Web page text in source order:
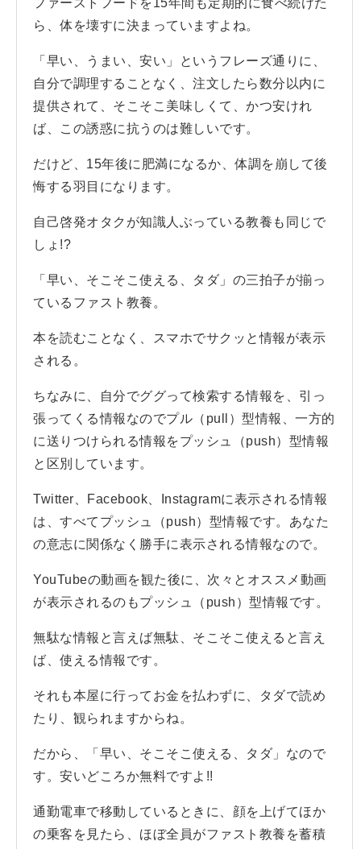
ファーストフードを15年間も定期的に食べ続けた
ら、体を壊すに決まっていますよね。
「早い、うまい、安い」というフレーズ通りに、
自分で調理することなく、注文したら数分以内に
提供されて、そこそこ美味しくて、かつ安けれ
ば、この誘惑に抗うのは難しいです。
だけど、15年後に肥満になるか、体調を崩して後
悔する羽目になります。
自己啓発オタクが知識人ぶっている教養も同じで
しょ!?
「早い、そこそこ使える、タダ」の三拍子が揃っ
ているファスト教養。
本を読むことなく、スマホでサクッと情報が表示
される。
ちなみに、自分でググって検索する情報を、引っ
張ってくる情報なのでプル（pull）型情報、一方的
に送りつけられる情報をプッシュ（push）型情報
と区別しています。
Twitter、Facebook、Instagramに表示される情報
は、すべてプッシュ（push）型情報です。あなた
の意志に関係なく勝手に表示される情報なので。
YouTubeの動画を観た後に、次々とオススメ動画
が表示されるのもプッシュ（push）型情報です。
無駄な情報と言えば無駄、そこそこ使えると言え
ば、使える情報です。
それも本屋に行ってお金を払わずに、タダで読め
たり、観られますからね。
だから、「早い、そこそこ使える、タダ」なので
す。安いどころか無料ですよ!!
通勤電車で移動しているときに、顔を上げてほか
の乗客を見たら、ほぼ全員がファスト教養を蓄積